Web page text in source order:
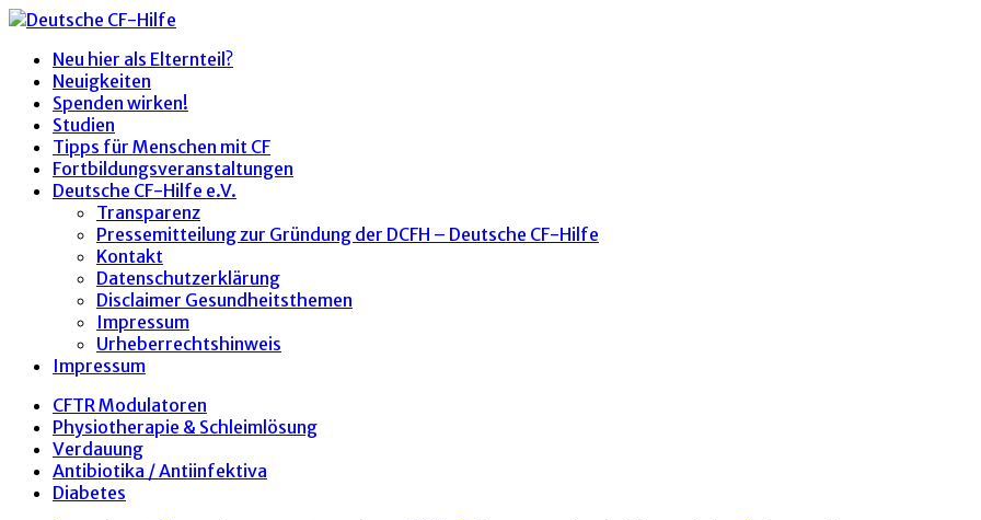
Neu hier als Elternteil?
Neuigkeiten
Spenden wirken!
Studien
Tipps für Menschen mit CF
Fortbildungsveranstaltungen
Deutsche CF-Hilfe e.V.
Transparenz
Pressemitteilung zur Gründung der DCFH – Deutsche CF-Hilfe
Kontakt
Datenschutzerklärung
Disclaimer Gesundheitsthemen
Impressum
Urheberrechtshinweis
Impressum
CFTR Modulatoren
Physiotherapie & Schleimlösung
Verdauung
Antibiotika / Antiinfektiva
Diabetes